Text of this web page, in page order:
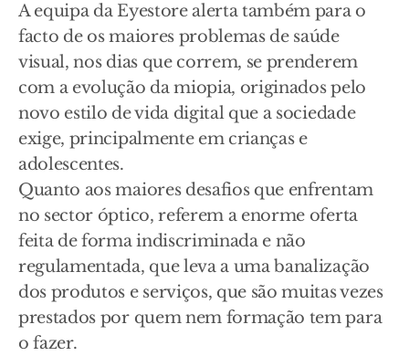
A equipa da Eyestore alerta também para o
facto de os maiores problemas de saúde
visual, nos dias que correm, se prenderem
com a evolução da miopia, originados pelo
novo estilo de vida digital que a sociedade
exige, principalmente em crianças e
adolescentes.
Quanto aos maiores desafios que enfrentam
no sector óptico, referem a enorme oferta
feita de forma indiscriminada e não
regulamentada, que leva a uma banalização
dos produtos e serviços, que são muitas vezes
prestados por quem nem formação tem para
o fazer.